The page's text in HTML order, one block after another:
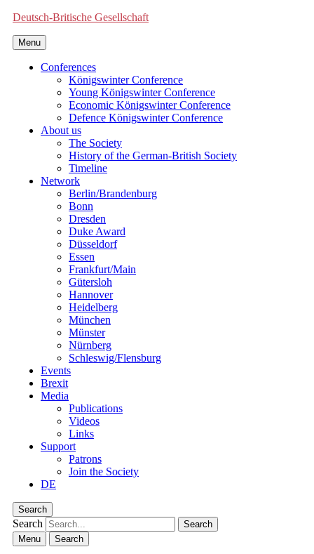
Deutsch-Britische Gesellschaft
Menu
Conferences
Königswinter Conference
Young Königswinter Conference
Economic Königswinter Conference
Defence Königswinter Conference
About us
The Society
History of the German-British Society
Timeline
Network
Berlin/Brandenburg
Bonn
Dresden
Duke Award
Düsseldorf
Essen
Frankfurt/Main
Gütersloh
Hannover
Heidelberg
München
Münster
Nürnberg
Schleswig/Flensburg
Events
Brexit
Media
Publications
Videos
Links
Support
Patrons
Join the Society
DE
Search
Search
Menu Search